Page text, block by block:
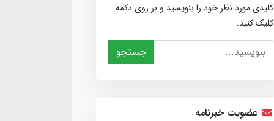
کلیدی مورد نظر خود را بنویسید و بر روی دکمه
کلیک کنید.
جستجو
عضویت خبرنامه